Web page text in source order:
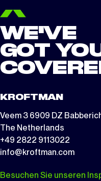
WE'VE
GOT
KROFTMAN
Veem 3 6909 DZ
The Netherlands
+49 2822 9113022
info@kroftman.com
Besuchen Sie unseren